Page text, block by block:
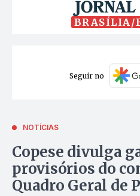
BRASÍLIA/
Seguir no
NOTÍCIAS
Copese divulga
provisórios do
Quadro Geral de